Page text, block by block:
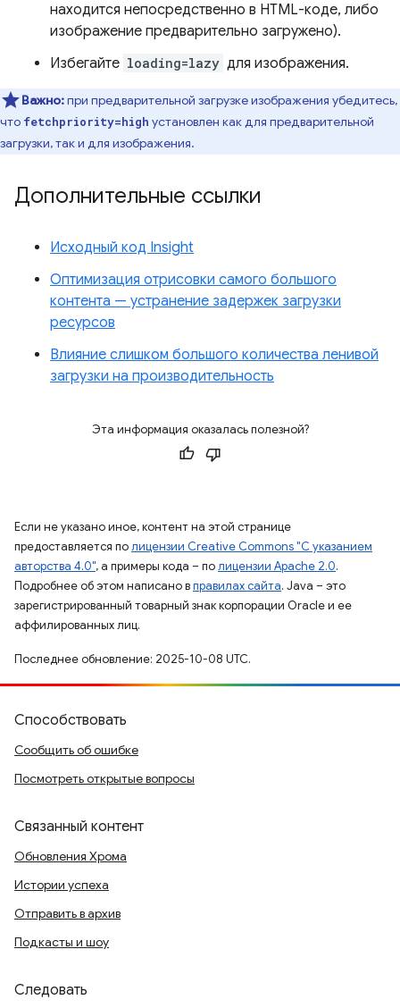
находится непосредственно в HTML-коде, либо
изображение предварительно загружено).
Избегайте loading=lazy для изображения.
Важно:при предварительной загрузке изображения убедитесь,
что fetchpriority=high установлен как для предварительной
загрузки, так и для изображения.
Дополнительные ссылки
Исходный код Insight
Оптимизация отрисовки самого большого
контента — устранение задержек загрузки
ресурсов
Влияние слишком большого количества ленивой
загрузки на производительность
Эта информация оказалась полезной?
Если не указано иное, контент на этой странице
предоставляется полицензии Creative Commons "С указанием
авторства 4.0", а примеры кода – полицензии Apache 2.0.
Подробнее об этом написано вправилах сайта. Java – это
зарегистрированный товарный знак корпорации Oracle и ее
аффилированных лиц.
Последнее обновление: 2025-10-08 UTC.
Способствовать
Сообщить об ошибке
Посмотреть открытые вопросы
Связанный контент
Обновления Хрома
Истории успеха
Отправить в архив
Подкасты и шоу
Следовать